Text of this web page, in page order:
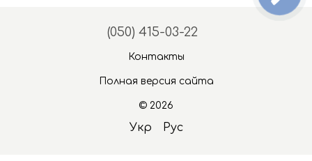
(050) 415-03-22
Контакты
Полная версия сайта
© 2026
Укр Рус